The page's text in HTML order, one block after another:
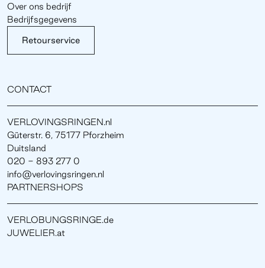
Over ons bedrijf
Bedrijfsgegevens
Retourservice
CONTACT
VERLOVINGSRINGEN.nl
Güterstr. 6, 75177 Pforzheim
Duitsland
020 - 893 277 0
info@verlovingsringen.nl
PARTNERSHOPS
VERLOBUNGSRINGE.de
JUWELIER.at